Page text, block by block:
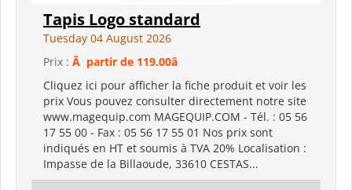
Tapis Logo standard
Tuesday 04 August 2026
Prix : Ã partir de 119.00â
Cliquez ici pour afficher la fiche produit et voir les
prix Vous pouvez consulter directement notre site
www.magequip.com MAGEQUIP.COM - Tél. : 05 56
17 55 00 - Fax : 05 56 17 55 01 Nos prix sont
indiqués en HT et soumis à TVA 20% Localisation :
Impasse de la Billaoude, 33610 CESTAS...